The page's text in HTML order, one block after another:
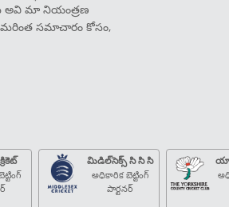
అవి మా నియంత్రణ
మరింత సమాచారం కోసం,
మిడిల్‌సెక్స్ సి సి సి
అధికారిక బెట్టింగ్
పార్టనర్